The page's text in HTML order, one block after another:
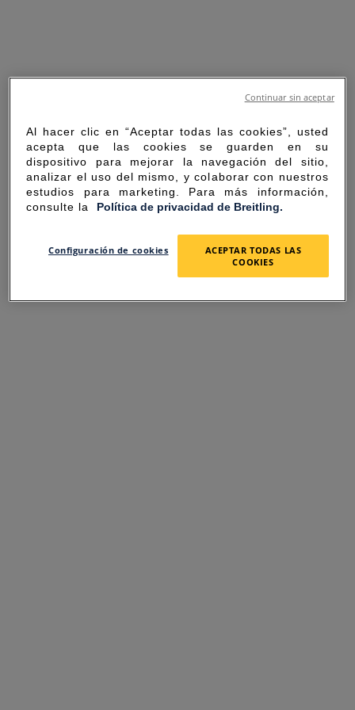
SORRY FOR THE
INCONVENIENCE
Al hacer clic en “Aceptar todas las cookies”, usted
acepta que las cookies se guarden en su
dispositivo para mejorar la navegación del sitio,
analizar el uso del mismo, y colaborar con nuestros
estudios para marketing. Para más información,
consulte la Política de privacidad de Breitling.
Configuración de cookies
ACEPTAR TODAS LAS
COOKIES
Continuar sin aceptar